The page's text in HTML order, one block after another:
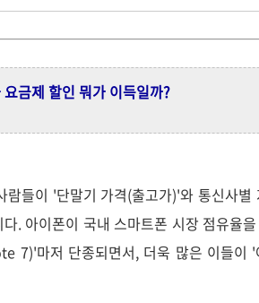
금제 할인 뭐가 이득일까?
들이 '단말기 가격(출고가)'와 통신사별
. 아이폰이 국내 스마트폰 시장 점유율
7)'마저 단종되면서, 더욱 많은 이들이